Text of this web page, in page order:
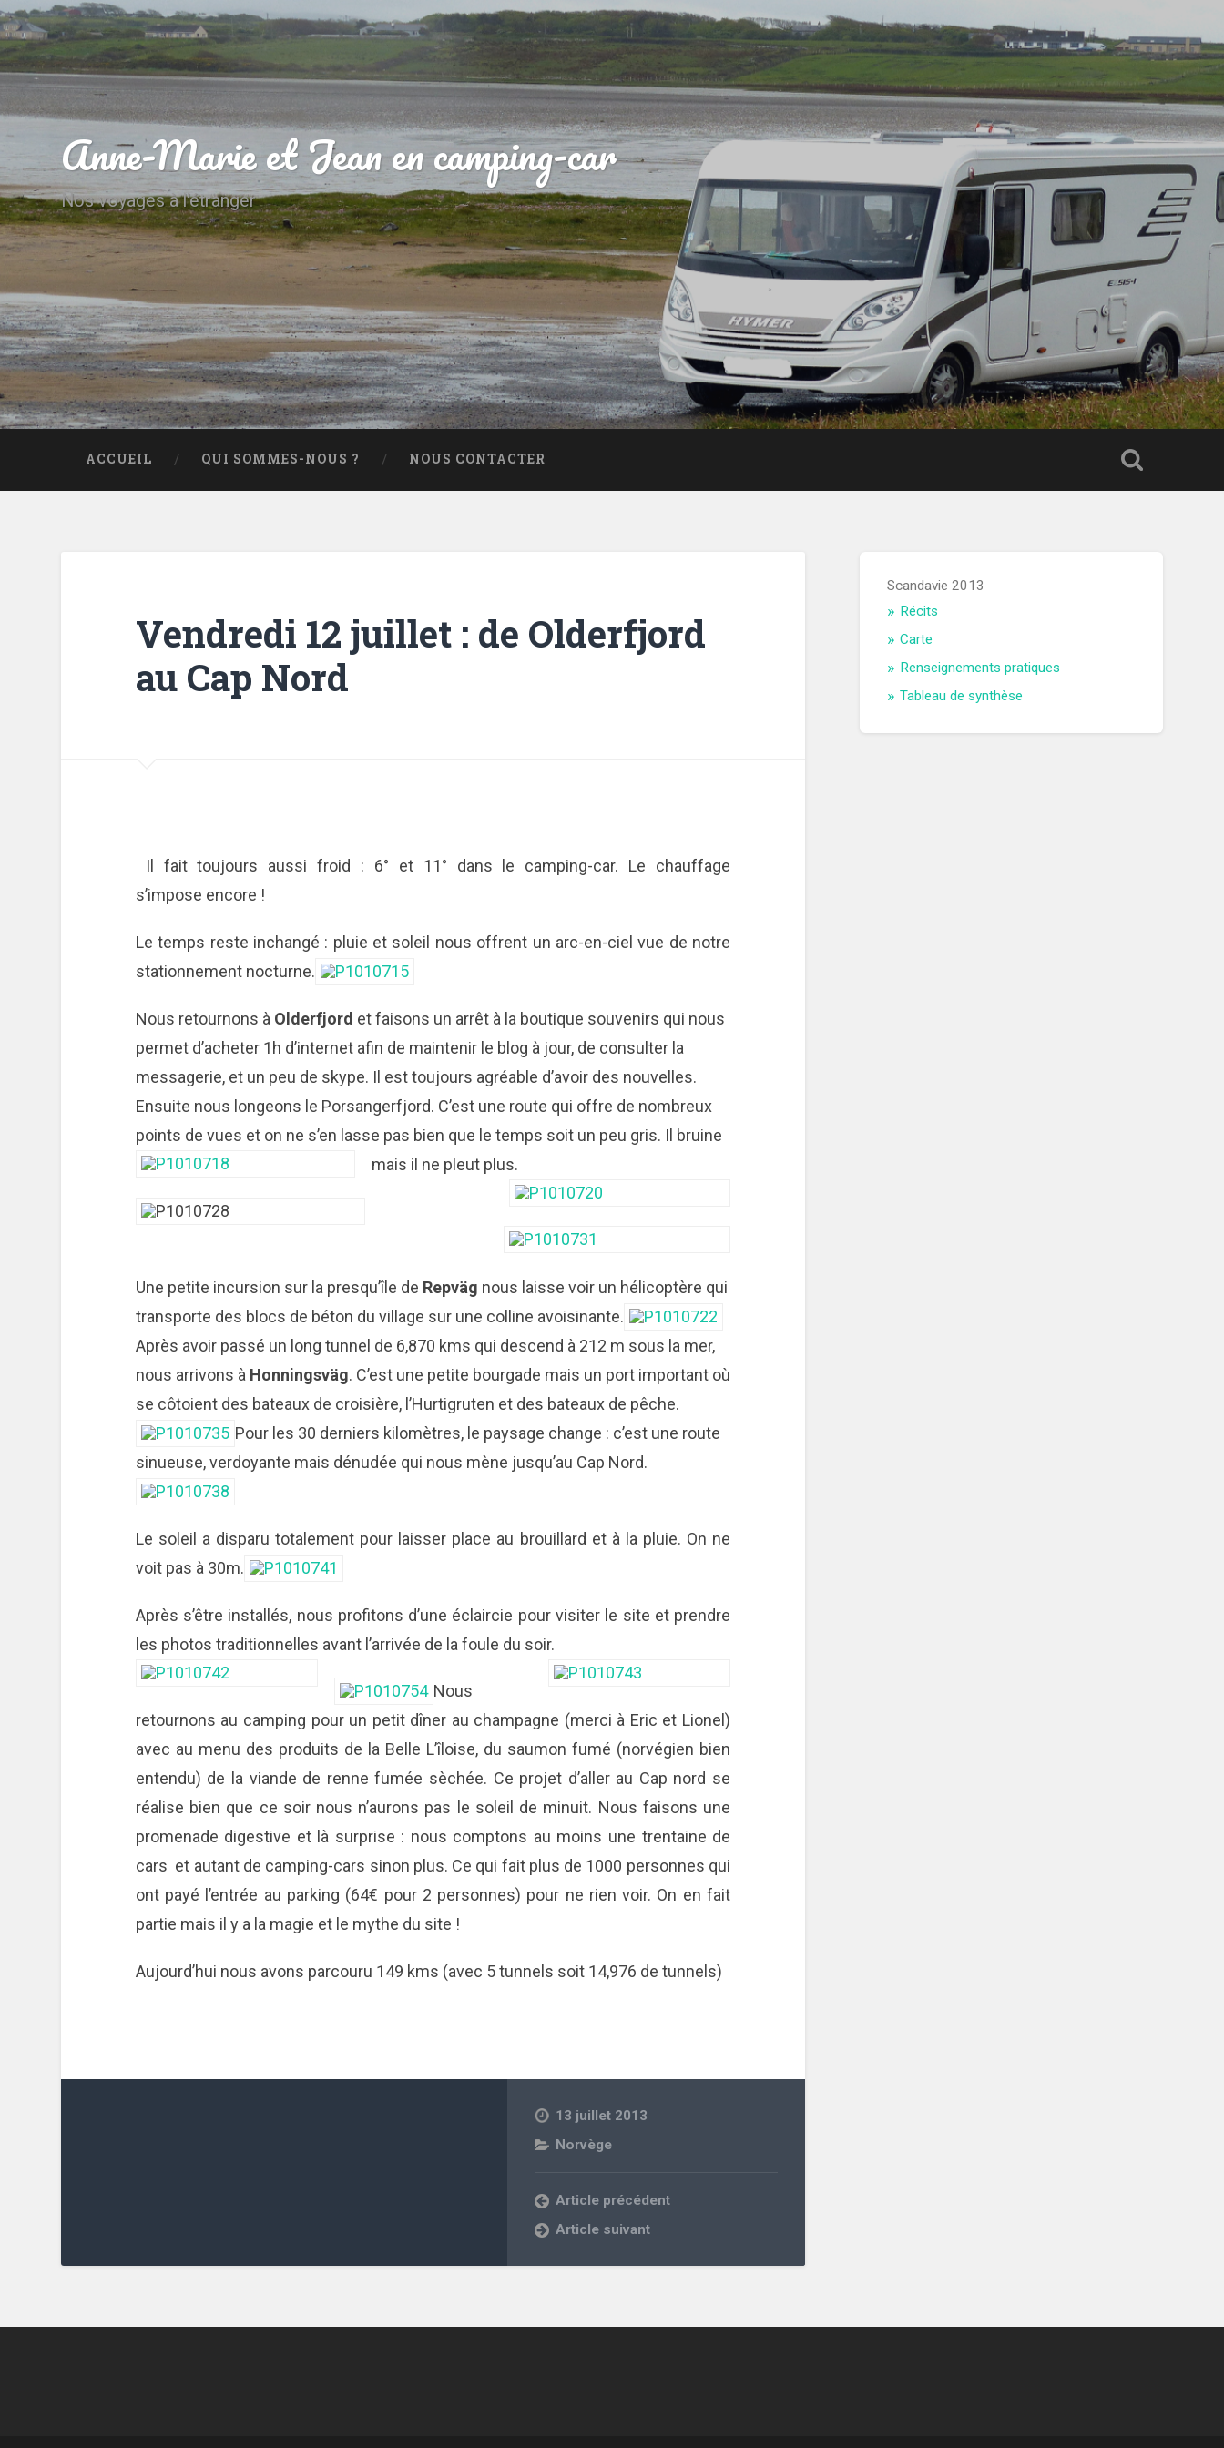
Anne-Marie et Jean en camping-car
Nos voyages à l'étranger
ACCUEIL QUI SOMMES-NOUS ? NOUS CONTACTER
Vendredi 12 juillet : de Olderfjord
au Cap Nord
Il fait toujours aussi froid : 6° et 11° dans le camping-car. Le chauffage
s’impose encore !
Le temps reste inchangé : pluie et soleil nous offrent un arc-en-ciel vue de notre
stationnement nocturne.
Nous retournons à Olderfjord et faisons un arrêt à la boutique souvenirs qui nous
permet d’acheter 1h d’internet afin de maintenir le blog à jour, de consulter la
messagerie, et un peu de skype. Il est toujours agréable d’avoir des nouvelles.
Ensuite nous longeons le Porsangerfjord. C’est une route qui offre de nombreux
points de vues et on ne s’en lasse pas bien que le temps soit un peu gris. Il bruine
mais il ne pleut plus.
Une petite incursion sur la presqu’île de Repväg nous laisse voir un hélicoptère qui
transporte des blocs de béton du village sur une colline avoisinante.
Après avoir passé un long tunnel de 6,870 kms qui descend à 212 m sous la mer,
nous arrivons à Honningsväg. C’est une petite bourgade mais un port important où
se côtoient des bateaux de croisière, l’Hurtigruten et des bateaux de pêche.
Pour les 30 derniers kilomètres, le paysage change : c’est une route
sinueuse, verdoyante mais dénudée qui nous mène jusqu’au Cap Nord.
Le soleil a disparu totalement pour laisser place au brouillard et à la pluie. On ne
voit pas à 30m.
Après s’être installés, nous profitons d’une éclaircie pour visiter le site et prendre
les photos traditionnelles avant l’arrivée de la foule du soir.
Nous
retournons au camping pour un petit dîner au champagne (merci à Eric et Lionel)
avec au menu des produits de la Belle L’îloise, du saumon fumé (norvégien bien
entendu) de la viande de renne fumée sèchée. Ce projet d’aller au Cap nord se
réalise bien que ce soir nous n’aurons pas le soleil de minuit. Nous faisons une
promenade digestive et là surprise : nous comptons au moins une trentaine de
cars et autant de camping-cars sinon plus. Ce qui fait plus de 1000 personnes qui
ont payé l’entrée au parking (64€ pour 2 personnes) pour ne rien voir. On en fait
partie mais il y a la magie et le mythe du site !
Aujourd’hui nous avons parcouru 149 kms (avec 5 tunnels soit 14,976 de tunnels)
13 juillet 2013
Norvège
Article précédent
Article suivant
Scandavie 2013
Récits
Carte
Renseignements pratiques
Tableau de synthèse